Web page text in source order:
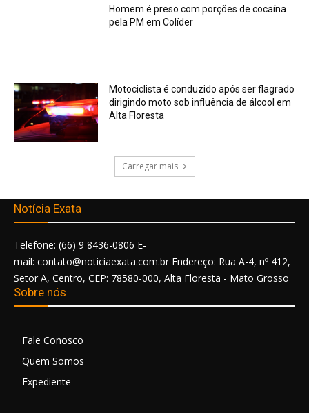
Homem é preso com porções de cocaína
pela PM em Colíder
Motociclista é conduzido após ser flagrado
dirigindo moto sob influência de álcool em
Alta Floresta
Carregar mais
Notícia Exata
Telefone: (66) 9 8436-0806 E-
mail: contato@noticiaexata.com.br Endereço: Rua A-4, nº 412,
Setor A, Centro, CEP: 78580-000, Alta Floresta - Mato Grosso
Sobre nós
Fale Conosco
Quem Somos
Expediente